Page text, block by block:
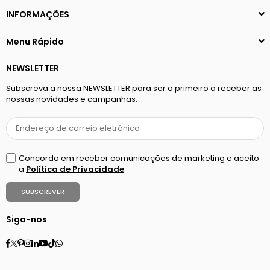
INFORMAÇÕES
Menu Rápido
NEWSLETTER
Subscreva a nossa NEWSLETTER para ser o primeiro a receber as
nossas novidades e campanhas.
Concordo em receber comunicações de marketing e aceito
a Política de Privacidade.
SUBSCREVER
Siga-nos
Facebook
Twitter
Pinterest
Instagram
Linkedin
YouTube
TikTok
Whatsapp